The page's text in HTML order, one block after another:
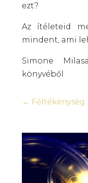
ezt?
Az ítéleteid
mindent, ami
Simone
könyvéből
← Féltékenység